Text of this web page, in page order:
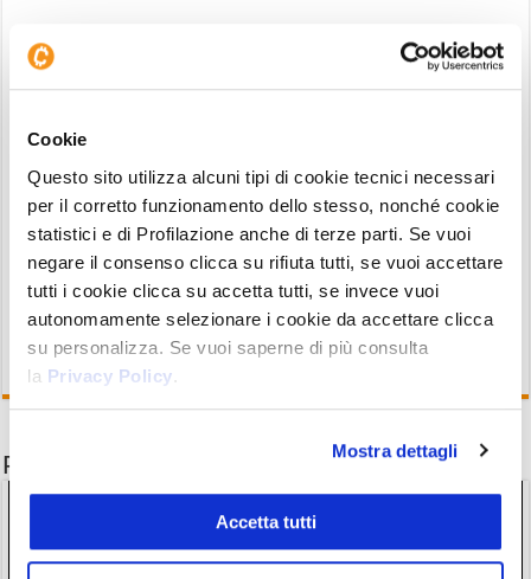
Cookie
Questo sito utilizza alcuni tipi di cookie tecnici necessari
per il corretto funzionamento dello stesso, nonché cookie
statistici e di Profilazione anche di terze parti. Se vuoi
negare il consenso clicca su rifiuta tutti, se vuoi accettare
tutti i cookie clicca su accetta tutti, se invece vuoi
autonomamente selezionare i cookie da accettare clicca
su personalizza. Se vuoi saperne di più consulta
la Privacy Policy.
Mostra dettagli
Accetta tutti
L’ultimo dot plot del FOMC
Il grafico è il più importante per capire cosa si
monetaria in termini di tagli futuri. È un grafico
che viene in genere atteso più della decisione sui
tassi stessa. E che commenteremo sul nostro
Canale Telegram
non appena sarà disponibile.
Potrebbe interessarti anche